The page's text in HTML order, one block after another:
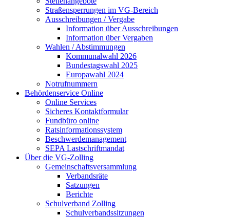
Straßensperrungen im VG-Bereich
Ausschreibungen / Vergabe
Information über Ausschreibungen
Information über Vergaben
Wahlen / Abstimmungen
Kommunalwahl 2026
Bundestagswahl 2025
Europawahl 2024
Notrufnummern
Behördenservice Online
Online Services
Sicheres Kontaktformular
Fundbüro online
Ratsinformationssystem
Beschwerdemanagement
SEPA Lastschriftmandat
Über die VG-Zolling
Gemeinschaftsversammlung
Verbandsräte
Satzungen
Berichte
Schulverband Zolling
Schulverbandssitzungen